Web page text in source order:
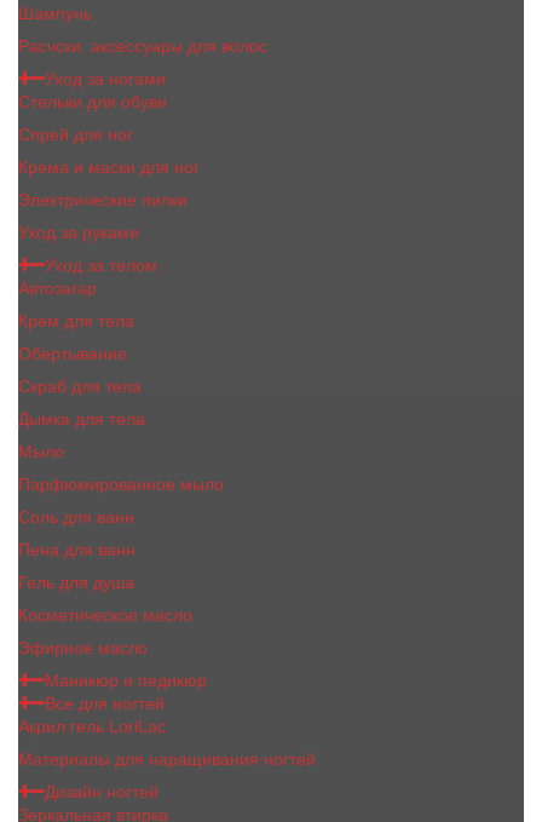
Шампунь
Расчски, аксессуары для волос
Уход за ногами
Стельки для обуви
Спрей для ног
Крема и маски для ног
Электрические пилки
Уход за руками
Уход за телом
Автозагар
Крем для тела
Обертывание
Скраб для тела
Дымка для тела
Мыло
Парфюмированное мыло
Соль для ванн
Пена для ванн
Гель для душа
Косметическое масло
Эфирное масло
Маникюр и педикюр
Все для ногтей
Акрил гель LoriLac
Материалы для наращивания ногтей
Дизайн ногтей
Зеркальная втирка